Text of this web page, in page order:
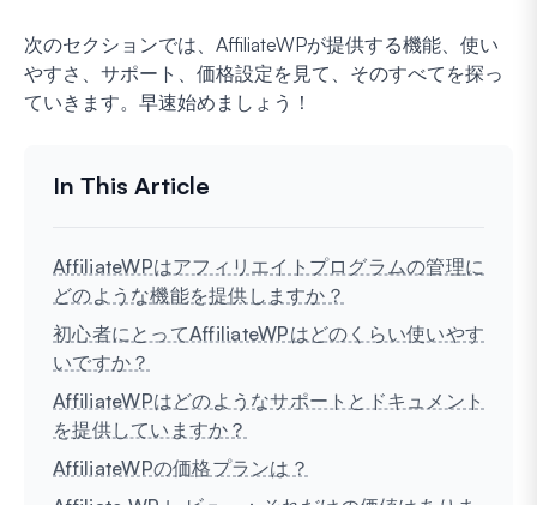
次のセクションでは、AffiliateWPが提供する機能、使い
やすさ、サポート、価格設定を見て、そのすべてを探っ
ていきます。早速始めましょう！
AffiliateWPはアフィリエイトプログラムの管理に
どのような機能を提供しますか？
初心者にとってAffiliateWPはどのくらい使いやす
いですか？
AffiliateWPはどのようなサポートとドキュメント
を提供していますか？
AffiliateWPの価格プランは？